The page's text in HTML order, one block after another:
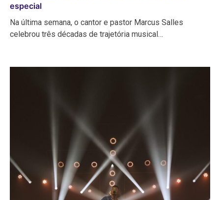
especial
Na última semana, o cantor e pastor Marcus Salles
celebrou três décadas de trajetória musical…